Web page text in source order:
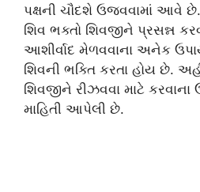
પક્ષની ચૌદશે ઉજવવામાં આવે છે.
શિવ ભક્તો શિવજીને પ્રસન્ન
આશીર્વાદ મેળવવાના અનેક
શિવની ભક્તિ કરતા હોય છે.
શિવજીને રીઝવવા માટે કરવાના
માહિતી આપેલી છે.